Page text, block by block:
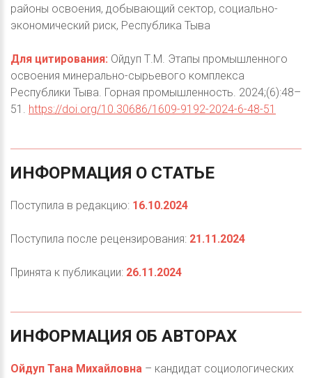
районы освоения, добывающий сектор, социально-
экономический риск, Республика Тыва
Для цитирования: Ойдуп Т.М. Этапы промышленного
освоения минерально-сырьевого комплекса
Республики Тыва. Горная промышленность. 2024;(6):48–
51. https://doi.org/10.30686/1609-9192-2024-6-48-51
ИНФОРМАЦИЯ О СТАТЬЕ
Поступила в редакцию: 16.10.2024
Поступила после рецензирования: 21.11.2024
Принята к публикации: 26.11.2024
ИНФОРМАЦИЯ ОБ АВТОРАХ
Ойдуп Тана Михайловна – кандидат социологических